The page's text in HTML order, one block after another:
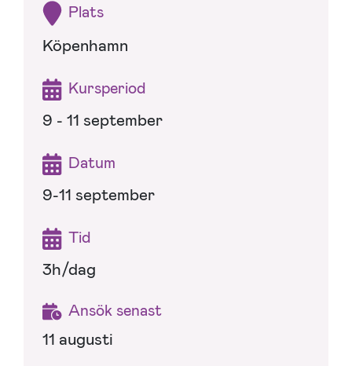
Plats
Köpenhamn
Kursperiod
9 - 11 september
Datum
9-11 september
Tid
3h/dag
Ansök senast
11 augusti